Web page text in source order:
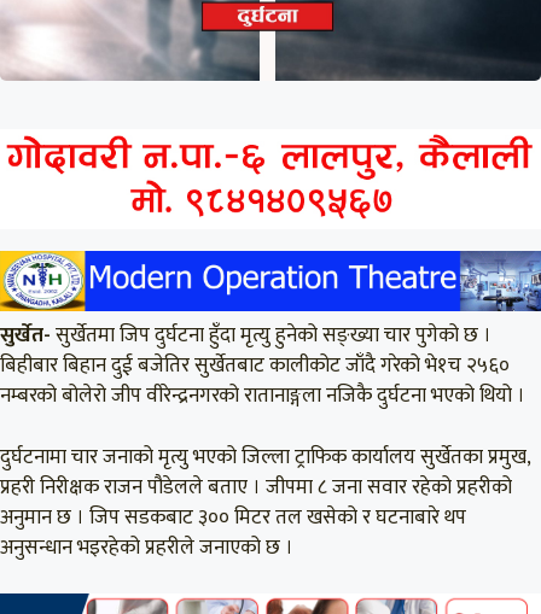
सुर्खेत-सुर्खेतमा जिप दुर्घटना हुँदा मृत्यु हुनेको सङ्ख्या चार पुगेको छ ।
बिहीबार बिहान दुई बजेतिर सुर्खेतबाट कालीकोट जाँदै गरेको भे१च २५६०
नम्बरको बोलेरो जीप वीरेन्द्रनगरको रातानाङ्गला नजिकै दुर्घटना भएको थियो ।
दुर्घटनामा चार जनाको मृत्यु भएको जिल्ला ट्राफिक कार्यालय सुर्खेतका प्रमुख,
प्रहरी निरीक्षक राजन पौडेलले बताए । जीपमा ८ जना सवार रहेको प्रहरीको
अनुमान छ । जिप सडकबाट ३०० मिटर तल खसेको र घटनाबारे थप
अनुसन्धान भइरहेको प्रहरीले जनाएको छ ।